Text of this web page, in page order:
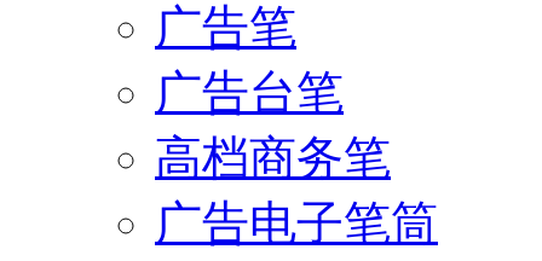
广告笔
广告台笔
高档商务笔
广告电子笔筒